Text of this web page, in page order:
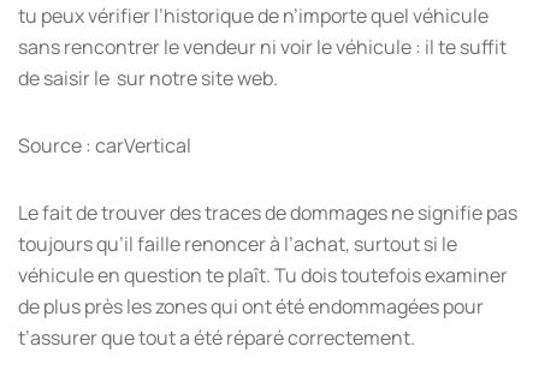
tu peux vérifier l’historique de n’importe quel véhicule
sans rencontrer le vendeur ni voir le véhicule : il te suffit
de saisir le sur notre site web.
Source : carVertical
Le fait de trouver des traces de dommages ne signifie pas
toujours qu’il faille renoncer à l’achat, surtout si le
véhicule en question te plaît. Tu dois toutefois examiner
de plus près les zones qui ont été endommagées pour
t’assurer que tout a été réparé correctement.